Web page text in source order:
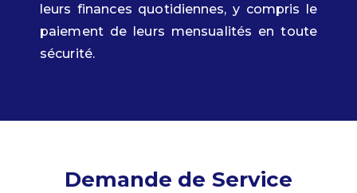
leurs finances quotidiennes, y compris le
paiement de leurs mensualités en toute
sécurité.
Demande de Service